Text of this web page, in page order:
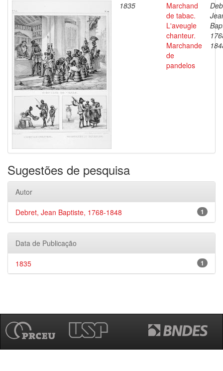
1835
Marchand
de tabac.
L'aveugle
chanteur.
Marchande
de
pandelos
Sugestões de pesquisa
Autor
1
Debret, Jean Baptiste, 1768-1848
Data de Publicação
1
1835